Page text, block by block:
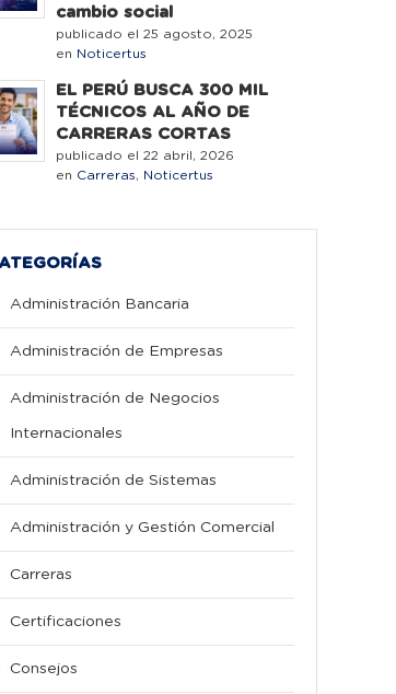
cambio social
publicado el 25 agosto, 2025
en Noticertus
EL PERÚ BUSCA 300 MIL
TÉCNICOS AL AÑO DE
CARRERAS CORTAS
publicado el 22 abril, 2026
en Carreras, Noticertus
Administración Bancaria
Administración de Empresas
Administración de Negocios
Internacionales
Administración de Sistemas
Administración y Gestión Comercial
Carreras
Certificaciones
Consejos